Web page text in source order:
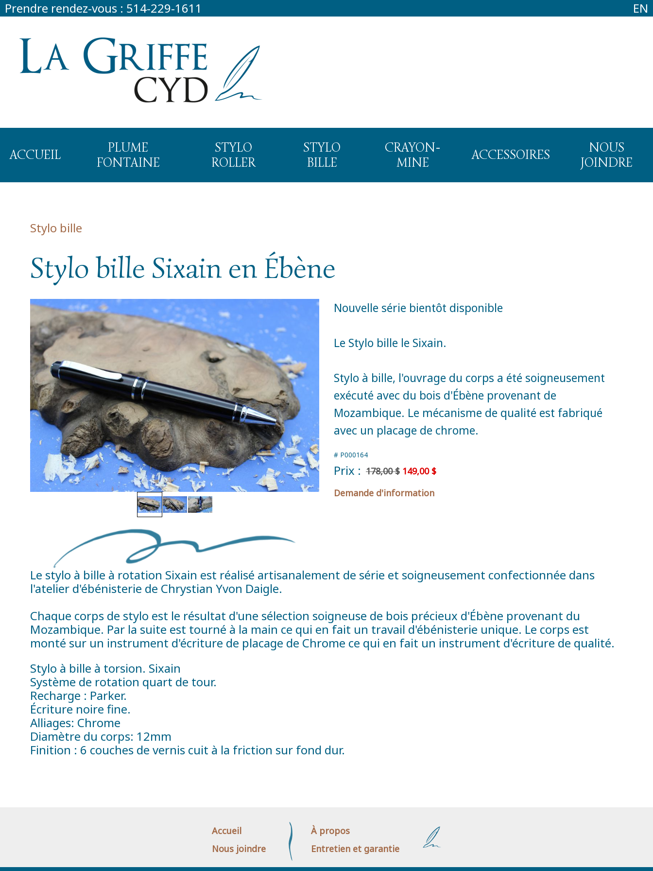
Prendre rendez-vous : 514-229-1611 EN
ACCUEIL
PLUME
FONTAINE
STYLO
ROLLER
STYLO
BILLE
CRAYON-
MINE
ACCESSOIRES
NOUS
JOINDRE
Stylo bille
Stylo bille Sixain en Ébène
Nouvelle série bientôt disponible
Le Stylo bille le Sixain.
Stylo à bille, l'ouvrage du corps a été soigneusement
exécuté avec du bois d'Ébène provenant de
Mozambique. Le mécanisme de qualité est fabriqué
avec un placage de chrome.
# P000164
Prix : 178,00 $ 149,00 $
Demande d'information
Le stylo à bille à rotation Sixain est réalisé artisanalement de série et soigneusement confectionnée dans
l'atelier d'ébénisterie de Chrystian Yvon Daigle.
Chaque corps de stylo est le résultat d'une sélection soigneuse de bois précieux d'Ébène provenant du
Mozambique. Par la suite est tourné à la main ce qui en fait un travail d'ébénisterie unique. Le corps est
monté sur un instrument d'écriture de placage de Chrome ce qui en fait un instrument d'écriture de qualité.
Stylo à bille à torsion. Sixain
Système de rotation quart de tour.
Recharge : Parker.
Écriture noire fine.
Alliages: Chrome
Diamètre du corps: 12mm
Finition : 6 couches de vernis cuit à la friction sur fond dur.
Accueil
Nous joindre
À propos
Entretien et garantie